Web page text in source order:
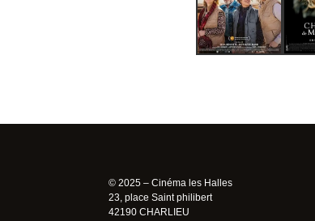
© 2025 – Cinéma les Halles
23, place Saint philibert
42190 CHARLIEU